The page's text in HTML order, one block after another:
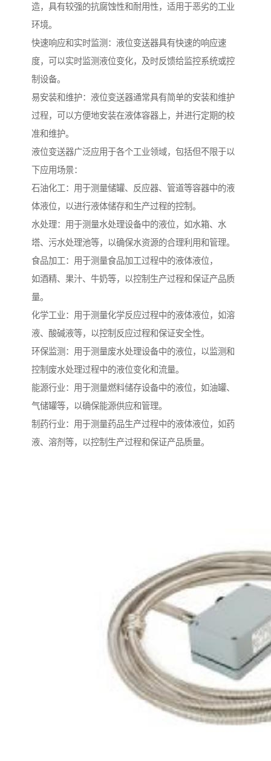
造，具有较强的抗腐蚀性和耐用性，适用于恶劣的工业
环境。
快速响应和实时监测：液位变送器具有快速的响应速
度，可以实时监测液位变化，及时反馈给监控系统或控
制设备。
易安装和维护：液位变送器通常具有简单的安装和维护
过程，可以方便地安装在液体容器上，并进行定期的校
准和维护。
液位变送器广泛应用于各个工业领域，包括但不限于以
下应用场景：
石油化工：用于测量储罐、反应器、管道等容器中的液
体液位，以进行液体储存和生产过程的控制。
水处理：用于测量水处理设备中的液位，如水箱、水
塔、污水处理池等，以确保水资源的合理利用和管理。
食品加工：用于测量食品加工过程中的液体液位，
如酒精、果汁、牛奶等，以控制生产过程和保证产品质
量。
化学工业：用于测量化学反应过程中的液体液位，如溶
液、酸碱液等，以控制反应过程和保证安全性。
环保监测：用于测量废水处理设备中的液位，以监测和
控制废水处理过程中的液位变化和流量。
能源行业：用于测量燃料储存设备中的液位，如油罐、
气储罐等，以确保能源供应和管理。
制药行业：用于测量药品生产过程中的液体液位，如药
液、溶剂等，以控制生产过程和保证产品质量。